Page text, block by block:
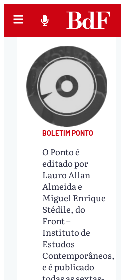
BOLETIM PONTO
O Ponto é
editado por
Lauro Allan
Almeida e
Miguel Enrique
Stédile, do
Front –
Instituto de
Estudos
Contemporâneos,
e é publicado